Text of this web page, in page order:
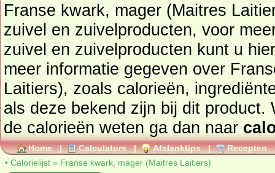
Franse kwark, mager (Maitres
zuivel en zuivelproducten, voor
zuivel en zuivelproducten kunt u
meer informatie gegeven over
Laitiers), zoals calorieën, ingrediënten en allergenen informatie
als deze bekend zijn bij dit product. Wilt u van andere producten
de calorieën weten ga dan naar
Home | Calculators | Afslanktips | Recepten
• Calorielijst » Franse kwark, mager (Maitres Laitiers)